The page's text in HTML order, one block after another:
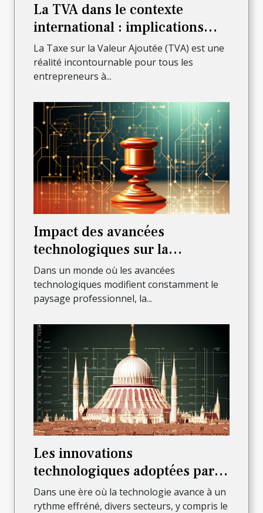
La TVA dans le contexte
international : implications
pour les auto-entrepreneurs
La Taxe sur la Valeur Ajoutée (TVA) est une
réalité incontournable pour tous les
entrepreneurs à...
Impact des avancées
technologiques sur la
profession d'avocat à Lyon
Dans un monde où les avancées
technologiques modifient constamment le
paysage professionnel, la...
Les innovations
technologiques adoptées par
les notaires à Paris 6ème pour
améliorer leur service
Dans une ère où la technologie avance à un
rythme effréné, divers secteurs, y compris le